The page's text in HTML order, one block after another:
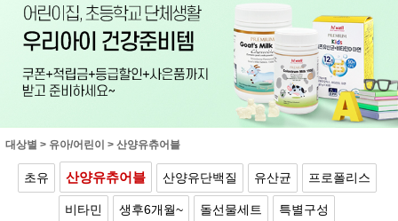
대상별 > 유아/어린이 > 산양유츄어블
초유 산양유츄어블 산양유단백질 유산균 프로폴리스
비타민 생후6개월~ 돌선물세트 특별구성